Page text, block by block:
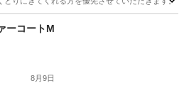
ベスト
ーコートM
8月9日